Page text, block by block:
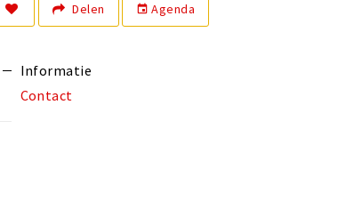
Delen event Agenda
Informatie
Contact